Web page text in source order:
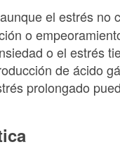
el estrés no
o
o el estrés
de ácido
prolongado